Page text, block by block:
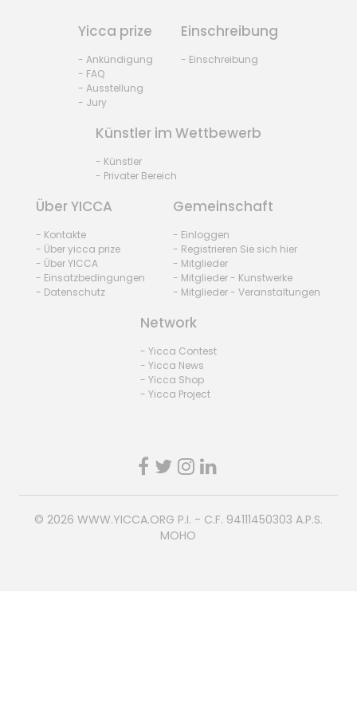
Yicca prize
- Ankündigung
- FAQ
- Ausstellung
- Jury
Einschreibung
- Einschreibung
Künstler im Wettbewerb
- Künstler
- Privater Bereich
Über YICCA
- Kontakte
- Über yicca prize
- Über YICCA
- Einsatzbedingungen
- Datenschutz
Gemeinschaft
- Einloggen
- Registrieren Sie sich hier
- Mitglieder
- Mitglieder - Kunstwerke
- Mitglieder - Veranstaltungen
Network
- Yicca Contest
- Yicca News
- Yicca Shop
- Yicca Project
© 2026 WWW.YICCA.ORG P.I. - C.F. 94111450303 A.P.S.
MOHO